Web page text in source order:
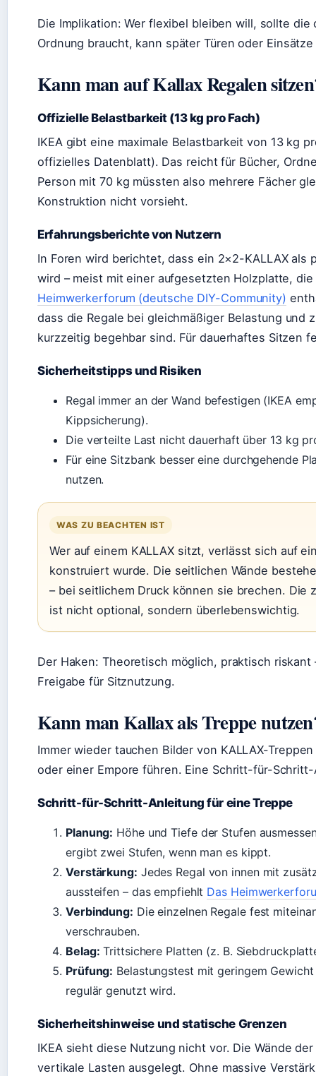
Die Implikation: Wer flexibel bleiben will, sollte
Ordnung braucht, kann später Türen oder
Kann man auf Kallax Regalen
Offizielle Belastbarkeit (13 kg pro Fach)
IKEA gibt eine maximale Belastbarkeit von 13 kg
offizielles Datenblatt). Das reicht für Bücher,
Person mit 70 kg müssten also mehrere Fächer
Konstruktion nicht vorsieht.
Erfahrungsberichte von Nutzern
In Foren wird berichtet, dass ein 2×2-KALLAX als
wird – meist mit einer aufgesetzten Holzplatte,
Heimwerkerforum (deutsche DIY-Community)
dass die Regale bei gleichmäßiger Belastung und
kurzzeitig begehbar sind. Für dauerhaftes Sitzen
Sicherheitstipps und Risiken
Regal immer an der Wand befestigen (IKEA
Kippsicherung).
Die verteilte Last nicht dauerhaft über 13 kg
Für eine Sitzbank besser eine durchgehende
nutzen.
WAS ZU BEACHTEN IST
Wer auf einem KALLAX sitzt, verlässt sich auf
konstruiert wurde. Die seitlichen Wände
– bei seitlichem Druck können sie brechen. Die
ist nicht optional, sondern überlebenswichtig.
Der Haken: Theoretisch möglich, praktisch riskant
Freigabe für Sitznutzung.
Kann man Kallax als Treppe
Immer wieder tauchen Bilder von KALLAX-
oder einer Empore führen. Eine Schritt-für-
Schritt-für-Schritt-Anleitung für eine Treppe
Planung: Höhe und Tiefe der Stufen
ergibt zwei Stufen, wenn man es kippt.
Verstärkung: Jedes Regal von innen mit
aussteifen – das empfiehlt Das
Verbindung: Die einzelnen Regale fest
verschrauben.
Belag: Trittsichere Platten (z. B.
Prüfung: Belastungstest mit geringem
regulär genutzt wird.
Sicherheitshinweise und statische Grenzen
IKEA sieht diese Nutzung nicht vor. Die Wände
vertikale Lasten ausgelegt. Ohne massive